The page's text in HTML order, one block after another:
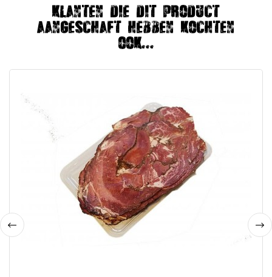
Klanten die dit product
aangeschaft hebben kochten
ook...